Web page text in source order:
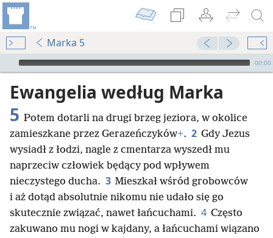
Marka 5
Audio Player
00:00
Ewangelia według Marka
5 Potem dotarli na drugi brzeg jeziora, w okolice
zamieszkane przez Gerazeńczyków+. 2 Gdy Jezus
wysiadł z łodzi, nagle z cmentarza wyszedł mu
naprzeciw człowiek będący pod wpływem
nieczystego ducha. 3 Mieszkał wśród grobowców
i aż dotąd absolutnie nikomu nie udało się go
skutecznie związać, nawet łańcuchami. 4 Często
zakuwano mu nogi w kajdany, a łańcuchami wiązano